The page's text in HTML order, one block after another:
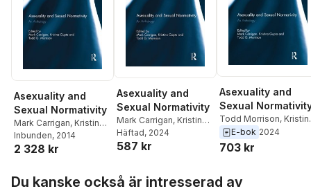
Asexuality and
Sexual Normativity
Mark Carrigan, Kristina
Gupta,Todd Morrison
Inbunden, 2014
2 328 kr
Asexuality and
Sexual Normativity
Mark Carrigan, Kristina
Gupta,Todd Morrison
Häftad, 2024
587 kr
Asexuality and
Sexual
Todd Morrison,
Gupta,Mark Carrigan
E-bok 2024
703 kr
Du kanske också är intresserad av